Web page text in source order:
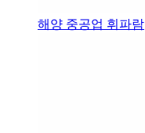
해양 중공업 휘파람